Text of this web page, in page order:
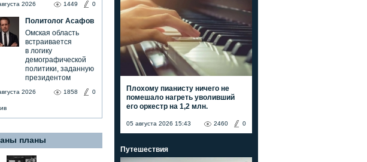
1449 0
2026
Политолог Асафов
Омская область
встраивается
в логику
демографической
политики, заданную
президентом
1858 0
2026
планы
Плохому пианисту ничего не
помешало нагреть уволивший
его оркестр на 1,2 млн.
05 августа 2026 15:43 0
2460
Путешествия